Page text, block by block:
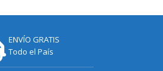
ENVÍO GRATIS
Todo el País